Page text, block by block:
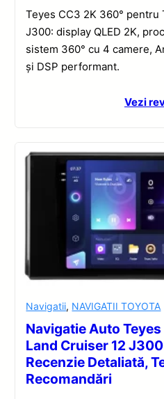
Teyes CC3 2K 360° pentru
J300: display QLED 2K,
sistem 360° cu 4 camere,
și DSP performant.
Vezi
Navigatii, NAVIGATII TOYOTA
Navigatie Auto
Land Cruiser 12
Recenzie Detaliată,
Recomandări